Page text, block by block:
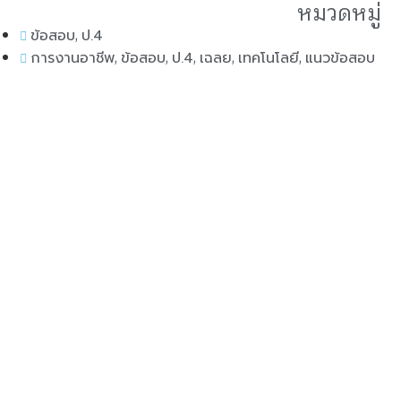
หมวดหมู่
ข้อสอบ, ป.4
การงานอาชีพ, ข้อสอบ, ป.4, เฉลย, เทคโนโลยี, แนวข้อสอบ